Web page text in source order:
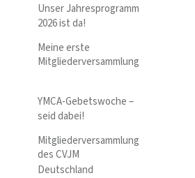
Unser Jahresprogramm
2026 ist da!
Meine erste
Mitgliederversammlung
YMCA-Gebetswoche –
seid dabei!
Mitgliederversammlung
des CVJM
Deutschland